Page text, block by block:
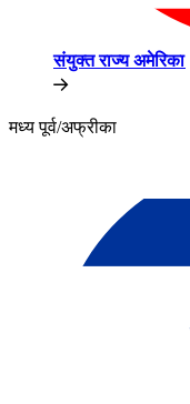
संयुक्त राज्य अमेरिका​​
मध्य पूर्व/अफ्रीका​​